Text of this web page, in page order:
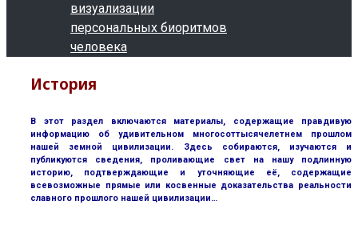
визуализации
персональных биоритмов
человека
История
В этот раздел включаются материалы, содержащие правдивую
информацию об удивительном многосоттысячелетнем прошлом
нашей земной цивилизации. Здесь собираются, изучаются и
публикуются сведения, проливающие свет на нашу подлинную
историю, подтверждающие и уточняющие её, содержащие
всевозможные прямые или косвенные доказательства реальности
славного прошлого нашей цивилизации…